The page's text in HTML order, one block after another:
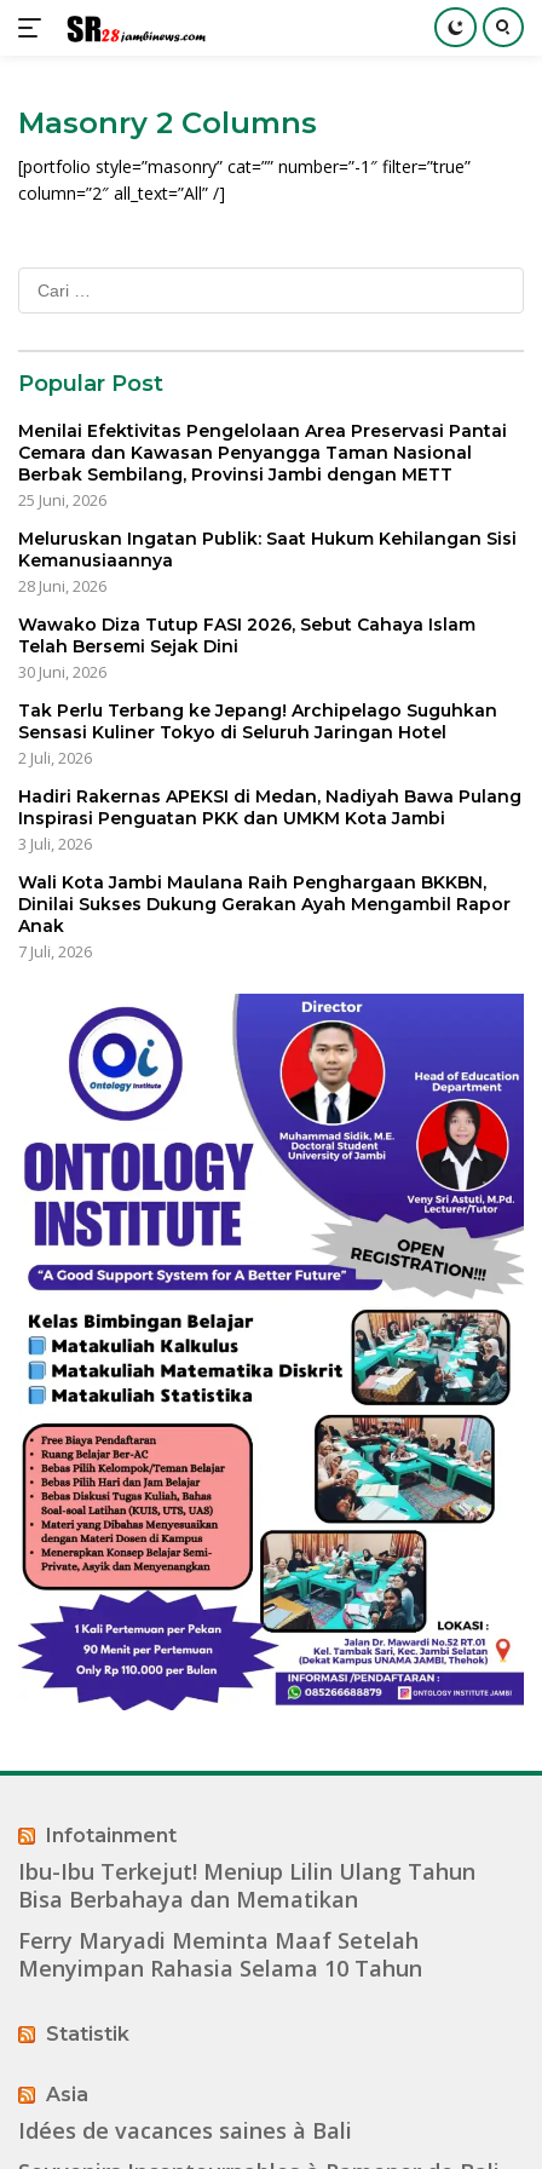
konten
Masonry 2 Columns
[portfolio style=”masonry” cat=”” number=”-1″ filter=”true”
column=”2″ all_text=”All” /]
Cari
untuk:
Popular Post
Menilai Efektivitas Pengelolaan Area Preservasi Pantai
Cemara dan Kawasan Penyangga Taman Nasional
Berbak Sembilang, Provinsi Jambi dengan METT
25 Juni, 2026
Meluruskan Ingatan Publik: Saat Hukum Kehilangan Sisi
Kemanusiaannya
28 Juni, 2026
Wawako Diza Tutup FASI 2026, Sebut Cahaya Islam
Telah Bersemi Sejak Dini
30 Juni, 2026
Tak Perlu Terbang ke Jepang! Archipelago Suguhkan
Sensasi Kuliner Tokyo di Seluruh Jaringan Hotel
2 Juli, 2026
Hadiri Rakernas APEKSI di Medan, Nadiyah Bawa Pulang
Inspirasi Penguatan PKK dan UMKM Kota Jambi
3 Juli, 2026
Wali Kota Jambi Maulana Raih Penghargaan BKKBN,
Dinilai Sukses Dukung Gerakan Ayah Mengambil Rapor
Anak
7 Juli, 2026
Infotainment
Ibu-Ibu Terkejut! Meniup Lilin Ulang Tahun
Bisa Berbahaya dan Mematikan
Ferry Maryadi Meminta Maaf Setelah
Menyimpan Rahasia Selama 10 Tahun
Statistik
Asia
Idées de vacances saines à Bali